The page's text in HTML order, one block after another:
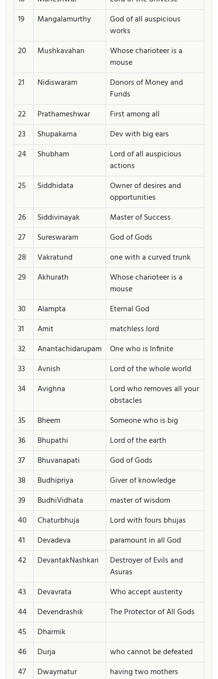
19
Mangalamurthy
God of all auspicious
works
20
Mushkavahan
Whose charioteer is a
mouse
21
Nidiswaram
Donors of Money and
Funds
22
Prathameshwar
First among all
23
Shupakarna
Dev with big ears
24
Shubham
Lord of all auspicious
actions
25
Siddhidata
Owner of desires and
opportunities
26
Siddivinayak
Master of Success
27
Sureswaram
God of Gods
28
Vakratund
one with a curved trunk
29
Akhurath
Whose charioteer is a
mouse
30
Alampta
Eternal God
31
Amit
matchless lord
32
Anantachidarupam
One who is Infinite
33
Avnish
Lord of the whole world
34
Avighna
Lord who removes all your
obstacles
35
Bheem
Someone who is big
36
Bhupathi
Lord of the earth
37
Bhuvanapati
God of Gods
38
Budhipriya
Giver of knowledge
39
BudhiVidhata
master of wisdom
40
Chaturbhuja
Lord with fours bhujas
41
Devadeva
paramount in all God
42
DevantakNashkari
Destroyer of Evils and
Asuras
43
Devavrata
Who accept austerity
44
Devendrashik
The Protector of All Gods
45
Dharmik
46
Durja
who cannot be defeated
47
Dwaymatur
having two mothers